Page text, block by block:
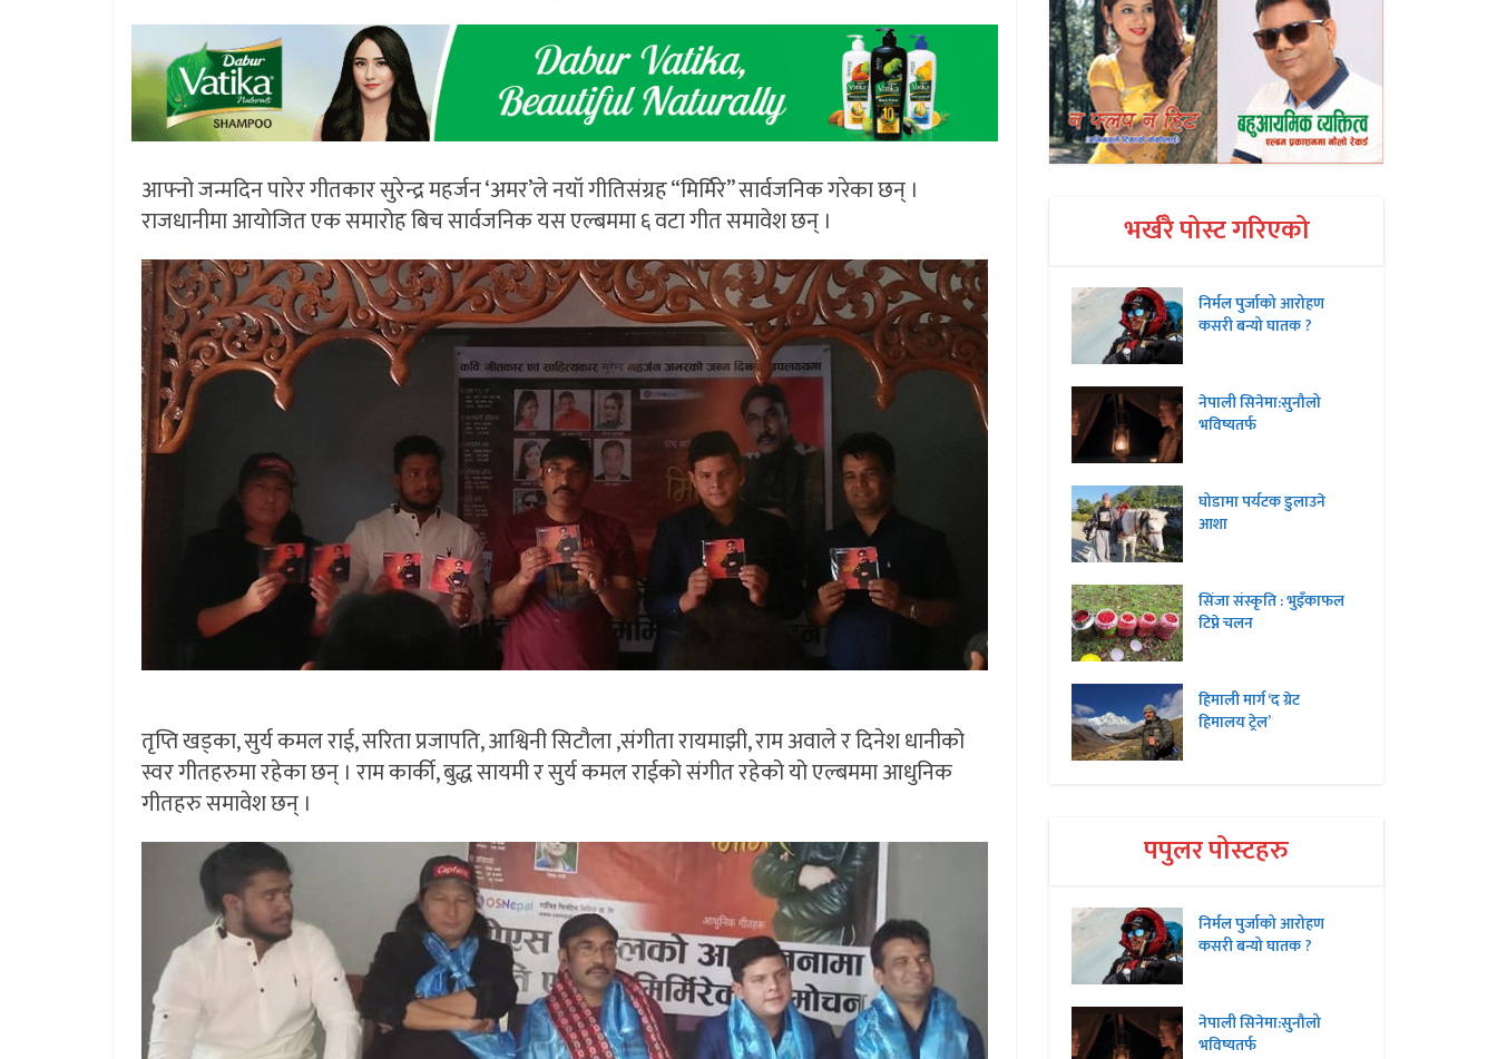
आफ्नो जन्मदिन पारेर गीतकार सुरेन्द्र महर्जन ‘अमर’ले नयॉ गीतिसंग्रह “मिर्मिरे” सार्वजनिक गरेका छन् ।
राजधानीमा आयोजित एक समारोह बिच सार्वजनिक यस एल्बममा ६ वटा गीत समावेश छन् ।
तृप्ति खड्का, सुर्य कमल राई, सरिता प्रजापति, आश्विनी सिटौला ,संगीता रायमाझी, राम अवाले र दिनेश धानीको
स्वर गीतहरुमा रहेका छन् । राम कार्की, बुद्ध सायमी र सुर्य कमल राईको संगीत रहेको यो एल्बममा आधुनिक
गीतहरु समावेश छन् ।
भर्खरै पोस्ट गरिएको
निर्मल पुर्जाको आरोहण
कसरी बन्यो घातक ?
नेपाली सिनेमा:सुनौलो
भविष्यतर्फ
घोडामा पर्यटक डुलाउने
आशा
सिंजा संस्कृति : भुइँकाफल
टिप्ने चलन
हिमाली मार्ग ‘द ग्रेट
हिमालय ट्रेल’
पपुलर पोस्टहरु
निर्मल पुर्जाको आरोहण
कसरी बन्यो घातक ?
नेपाली सिनेमा:सुनौलो
भविष्यतर्फ